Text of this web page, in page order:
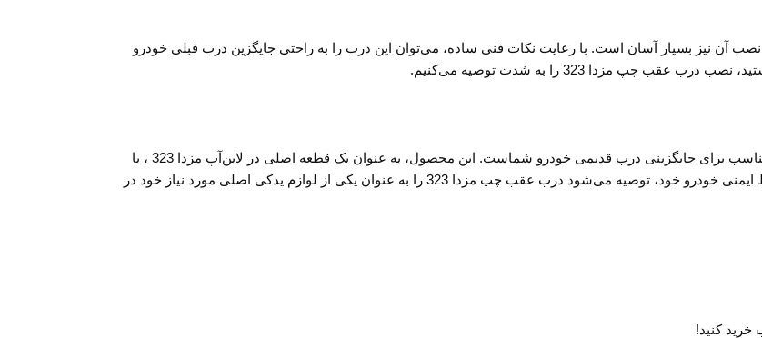
شده است و نصب آن نیز بسیار آسان است. با رعایت نکات فنی ساده، می‌توان این درب را به راحتی جایگزین درب قبلی خودرو
با کیفیت بالا، طراحی زیبا و قابلیت نصب آسان، انتخابی مناسب برای جایگزینی درب قدیمی خودرو شماست. این محصول، به عنوان یک قطعه اصلی در لاین‌آپ مزدا 323 ، با
دوامی بی‌نظیر و عملکرد بهتری برخوردار است. برای تجربه بهتری از رانندگی و حفظ ایمنی خودرو خود، توصیه می‌شود درب عقب چپ مزدا 323 را به عنوان یکی از لوازم یدکی اصلی مورد نیاز خود در